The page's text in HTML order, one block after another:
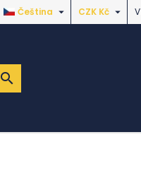
CZK Kč 
Čeština 
